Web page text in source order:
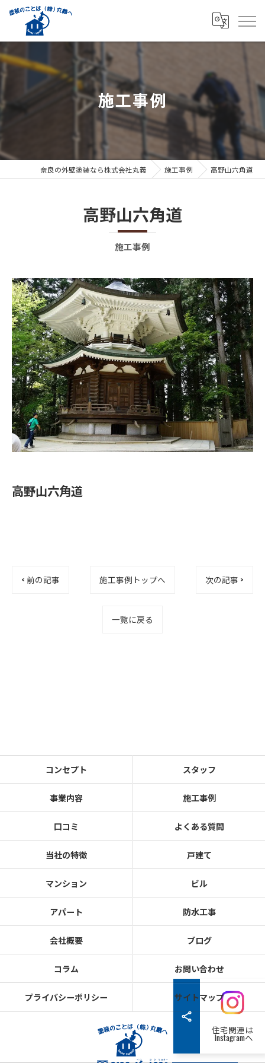
施工事例
奈良の外壁塗装なら株式会社丸義 施工事例 高野山六角道
施工事例
高野山六角道
高野山六角道
< 前の記事 施工事例トップへ 次の記事 >
一覧に戻る
住宅関連は
Instagramへ
コンセプト スタッフ
事業内容 施工事例
口コミ よくある質問
当社の特徴 戸建て
マンション ビル
アパート 防水工事
会社概要 ブログ
コラム お問い合わせ
プライバシーポリシー サイトマップ